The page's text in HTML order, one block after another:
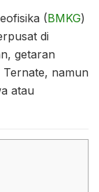
(BMKG)
di
getaran
namun
atau